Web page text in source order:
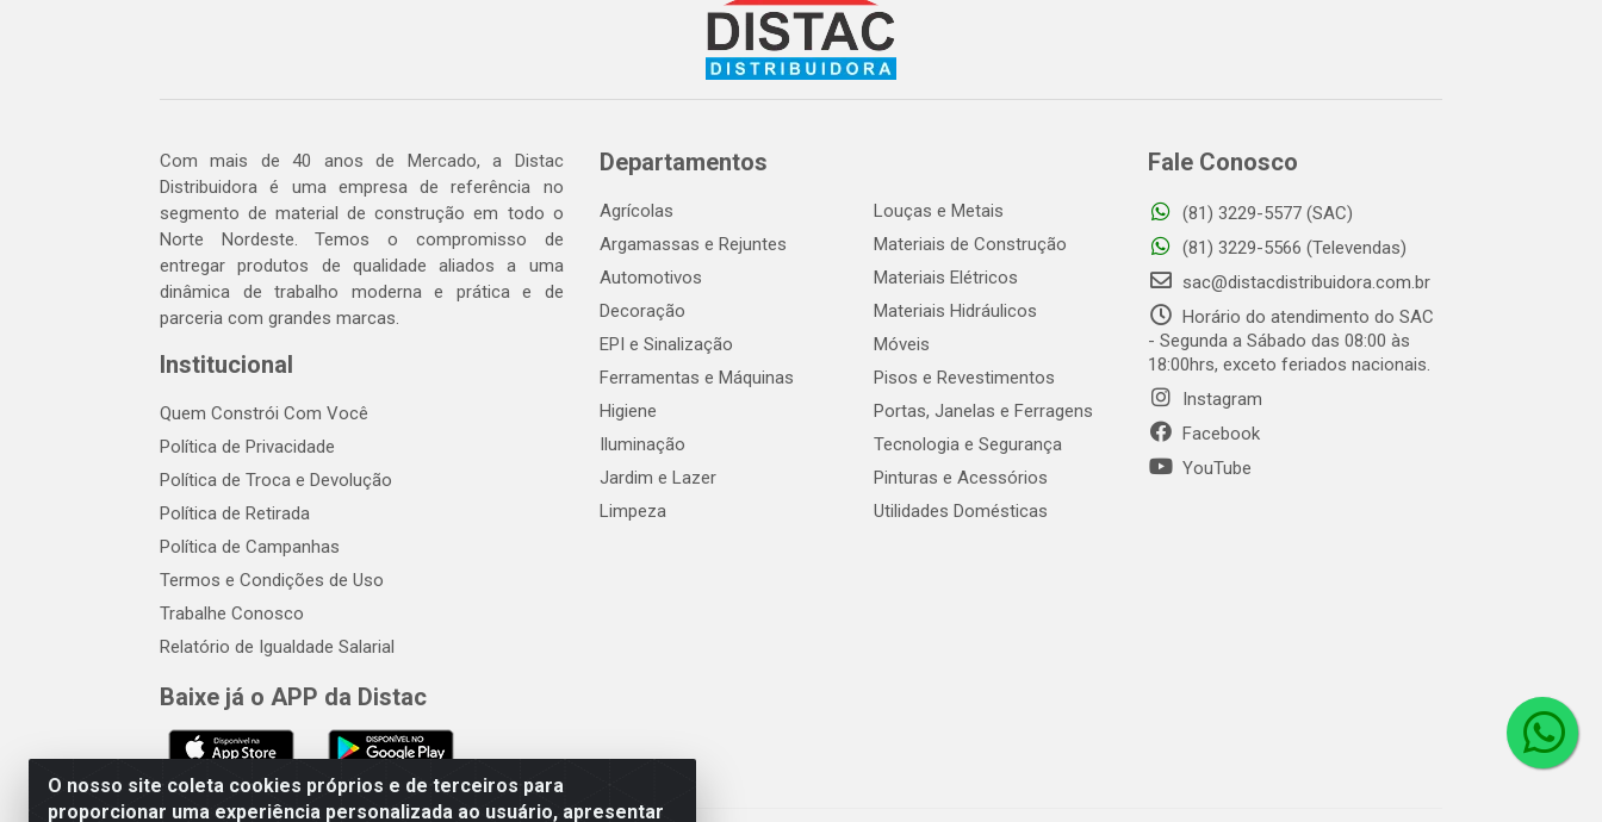
O nosso site coleta cookies próprios e de terceiros para
proporcionar uma experiência personalizada ao usuário, apresentar
Com mais de 40 anos de Mercado, a Distac
Distribuidora é uma empresa de referência no
segmento de material de construção em todo o
Norte Nordeste. Temos o compromisso de
entregar produtos de qualidade aliados a uma
dinâmica de trabalho moderna e prática e de
parceria com grandes marcas.
Institucional
Quem Constrói Com Você
Política de Privacidade
Política de Troca e Devolução
Política de Retirada
Política de Campanhas
Termos e Condições de Uso
Trabalhe Conosco
Relatório de Igualdade Salarial
Baixe já o APP da Distac
Departamentos
Agrícolas
Argamassas e Rejuntes
Automotivos
Decoração
EPI e Sinalização
Ferramentas e Máquinas
Higiene
Iluminação
Jardim e Lazer
Limpeza
Louças e Metais
Materiais de Construção
Materiais Elétricos
Materiais Hidráulicos
Móveis
Pisos e Revestimentos
Portas, Janelas e Ferragens
Tecnologia e Segurança
Pinturas e Acessórios
Utilidades Domésticas
Fale Conosco
(81) 3229-5577 (SAC)
(81) 3229-5566 (Televendas)
sac@distacdistribuidora.com.br
Horário do atendimento do SAC
- Segunda a Sábado das 08:00 às
18:00hrs, exceto feriados nacionais.
Instagram
Facebook
YouTube